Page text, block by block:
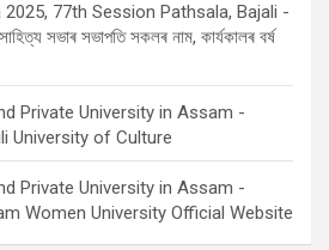
77th Session Pathsala, Bajali -
সভাৰ সভাপতি সকলৰ নাম, কাৰ্যকালৰ বৰ্ষ
Private University in Assam -
University of Culture
Private University in Assam -
Women University Official Website